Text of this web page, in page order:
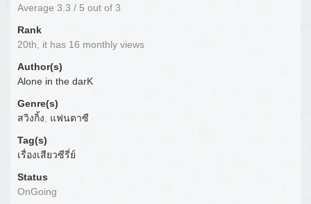
Average 3.3 / 5 out of 3
Rank
20th, it has 16 monthly views
Author(s)
Alone in the darK
Genre(s)
สวิงกิ้ง, แฟนตาซี
Tag(s)
เรื่องเสียวซีรี่ย์
Status
OnGoing